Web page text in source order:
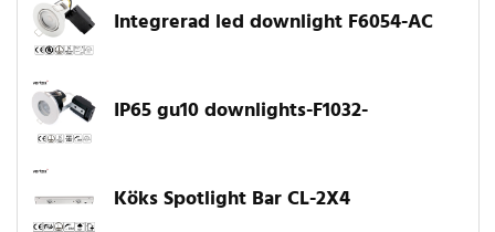
Integrerad led downlight F6054-AC
IP65 gu10 downlights-F1032-
Köks Spotlight Bar CL-2X4